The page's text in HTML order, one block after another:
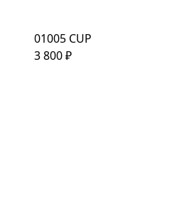
01005 CUP
3 800₽